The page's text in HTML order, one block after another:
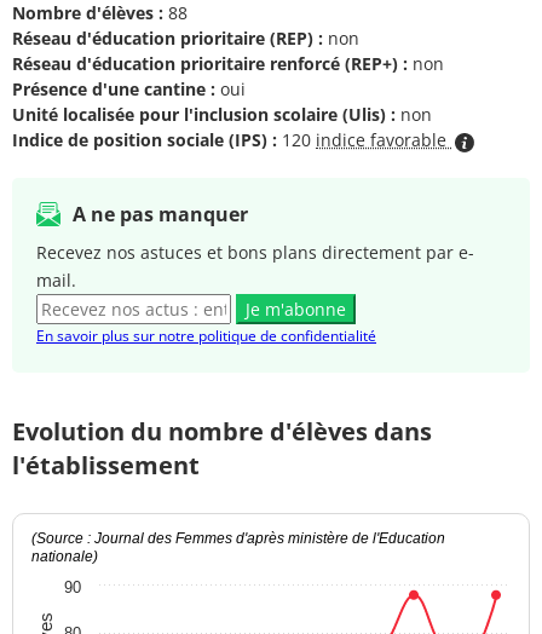
Nombre d'élèves : 88
Réseau d'éducation prioritaire (REP) : non
Réseau d'éducation prioritaire renforcé (REP+) : non
Présence d'une cantine : oui
Unité localisée pour l'inclusion scolaire (Ulis) : non
Indice de position sociale (IPS) : 120 indice favorable
A ne pas manquer
Recevez nos astuces et bons plans directement par e-
mail.
Je m'abonne
En savoir plus sur notre politique de confidentialité
Evolution du nombre d'élèves dans
l'établissement
(Source : Journal des Femmes d'après ministère de l'Education
nationale)
90